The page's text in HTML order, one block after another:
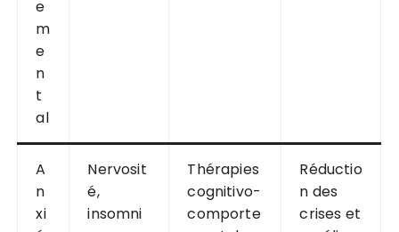
e
m
e
n
t
al
A
n
xi
Nervosit
é,
insomni
Thérapies
cognitivo-
comporte
Réductio
n des
crises et